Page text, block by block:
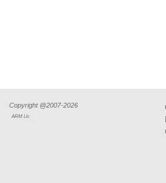
Copyright @2007-2026
ARM Llc